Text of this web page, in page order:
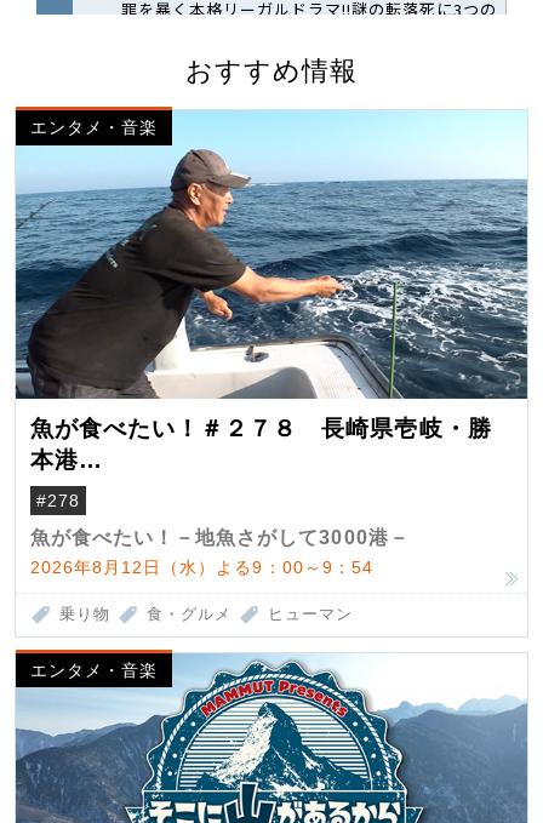
おすすめ情報
エンタメ・音楽
魚が食べたい！＃２７８ 長崎県壱岐・勝
本港
（クロマグロ）
#278
魚が食べたい！－地魚さがして3000港－
2026年8月12日（水）よる9：00～9：54
乗り物 食・グルメ ヒューマン
エンタメ・音楽